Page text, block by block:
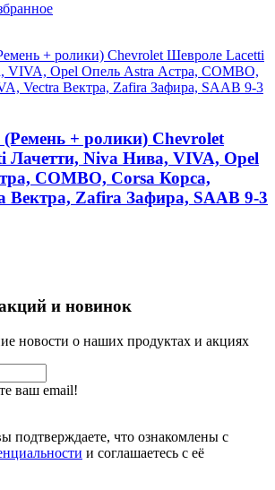
+ ролики) Chevrolet
Лачетти, Niva Нива, VIVA, Opel
COMBO, Corsa Корса,
Вектра, Zafira Зафира, SAAB 9-3
и новинок
новости о наших продуктах и акциях
ваш email!
подтверждаете, что ознакомлены с
и соглашаетесь с её